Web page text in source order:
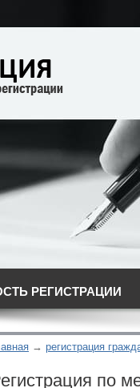
РЕГИСТРАЦИИ
регистрация
по